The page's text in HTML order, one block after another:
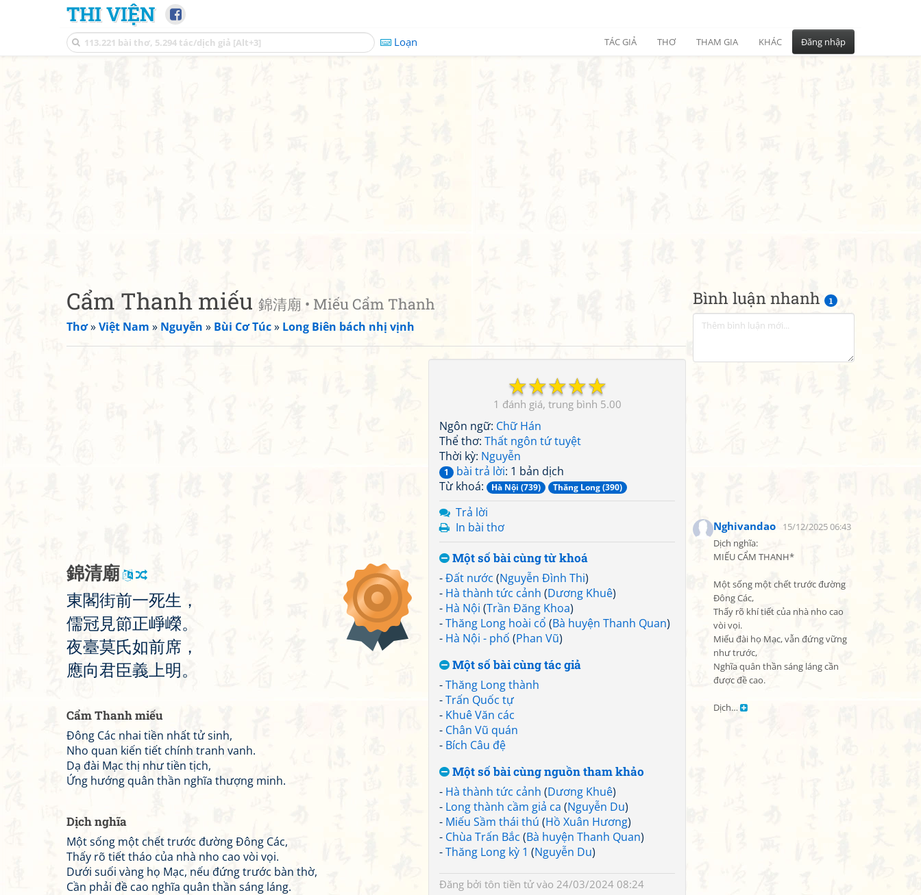
THI VIỆN
Loạn TÁC GIẢ THƠ THAM GIA KHÁC Đăng nhập
Bình luận nhanh 1
Nghivandao
15/12/2025 06:43
Dịch nghĩa:
MIẾU CẨM THANH*
Một sống một chết trước đường
Đông Các,
Thấy rõ khí tiết của nhà nho cao
vòi vọi.
Miếu đài họ Mạc, vẫn đứng vững
như trước,
Nghĩa quân thần sáng láng cần
được đề cao.
Dịch…
Cẩm Thanh miếu 錦清廟 • Miếu Cẩm Thanh
Thơ»Việt Nam » Nguyễn » Bùi Cơ Túc» Long Biên bách nhị vịnh
☆
☆
☆
☆
☆
1 5.00
Ngôn ngữ: Chữ Hán
Thể thơ: Thất ngôn tứ tuyệt
Thời kỳ: Nguyễn
1 bài trả lời: 1 bản dịch
Từ khoá:
Hà Nội (739) Thăng Long (390)
Trả lời
In bài thơ
Một số bài cùng từ khoá
-Đất nước (Nguyễn Đình Thi)
- Hà thành tức cảnh (Dương Khuê)
- Hà Nội (Trần Đăng Khoa)
-Thăng Long hoài cổ (Bà huyện Thanh Quan)
- Hà Nội - phố (Phan Vũ)
Một số bài cùng tác giả
-Thăng Long thành
-Trấn Quốc tự
- Khuê Văn các
- Chân Vũ quán
- Bích Câu đệ
Một số bài cùng nguồn tham khảo
- Hà thành tức cảnh (Dương Khuê)
- Long thành cầm giả ca (Nguyễn Du)
- Miếu Sầm thái thú (Hồ Xuân Hương)
- Chùa Trấn Bắc (Bà huyện Thanh Quan)
-Thăng Long kỳ 1 (Nguyễn Du)
Đăng bởi tôn tiền tửvào 24/03/2024 08:24
錦清廟
東閣街前一死生 ，
儒冠見節正崢嶸。
夜臺莫氏如前席 ，
應向君臣義 上明 。
Cẩm Thanh miếu
Đông Các nhai tiền nhất tử sinh,
Nho quan kiến tiết chính tranh vanh.
Dạ đài Mạc thị như tiền tịch,
Ứng hướng quân thần nghĩa thượng minh.
Dịch nghĩa
Một sống một chết trước đường Đông Các,
Thấy rõ tiết tháo của nhà nho cao vòi vọi.
Dưới suối vàng họ Mạc, nếu đứng trước bàn thờ,
Cần phải đề cao nghĩa quân thần sáng láng.